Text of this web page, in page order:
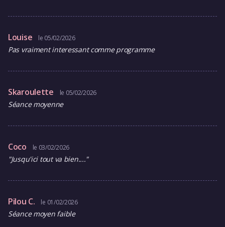
Louise le 05/02/2026
Pas vraiment interessant comme programme
Skaroulette le 05/02/2026
Séance moyenne
Coco le 03/02/2026
"Jusqu'ici tout va bien...."
Pilou C. le 01/02/2026
Séance moyen faible